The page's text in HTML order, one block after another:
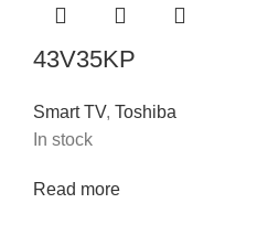
43V35KP
Smart TV, Toshiba
In stock
Read more